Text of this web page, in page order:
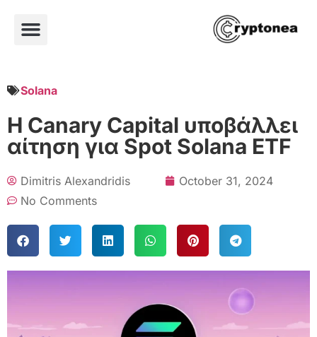
Solana
Η Canary Capital υποβάλλει
αίτηση για Spot Solana ETF
Dimitris Alexandridis
October 31, 2024
No Comments